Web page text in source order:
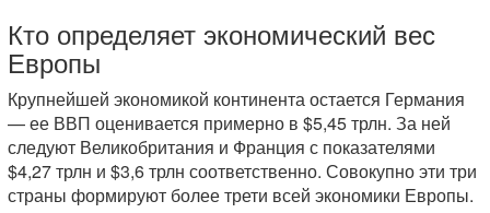
Кто определяет экономический вес
Европы
Крупнейшей экономикой континента остается Германия
— ее ВВП оценивается примерно в $5,45 трлн. За ней
следуют Великобритания и Франция с показателями
$4,27 трлн и $3,6 трлн соответственно. Совокупно эти три
страны формируют более трети всей экономики Европы.